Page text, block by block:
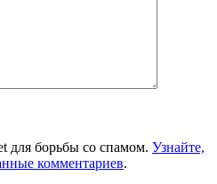
для борьбы со спамом. Узнайте,
комментариев.